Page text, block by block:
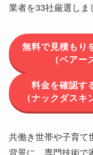
業者を33社厳選しま
無料で見積もり
（ベアー
料金を確認す
（ナックダスキ
共働き世帯や子育て
背景に、専門技術で